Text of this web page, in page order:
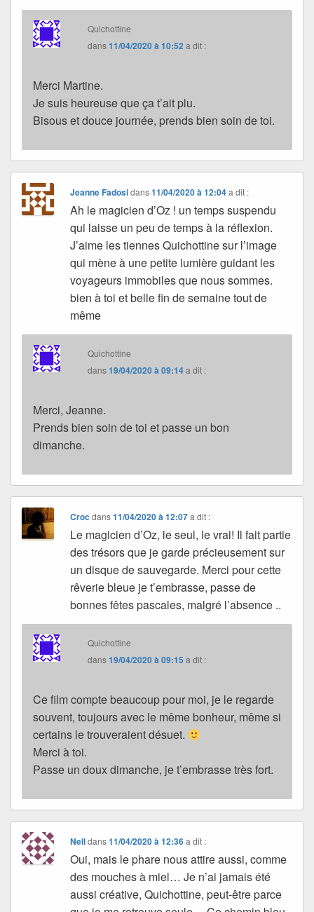
Quichottine
dans11/04/2020 à 10:52 a dit :
Merci Martine.
Je suis heureuse que ça t’ait plu.
Bisous et douce journée, prends bien soin de toi.
Jeanne Fadosidans11/04/2020 à 12:04 a dit :
Ah le magicien d’Oz ! un temps suspendu
qui laisse un peu de temps à la réflexion.
J’aime les tiennes Quichottine sur l’image
qui mène à une petite lumière guidant les
voyageurs immobiles que nous sommes.
bien à toi et belle fin de semaine tout de
même
Quichottine
dans19/04/2020 à 09:14a dit :
Merci, Jeanne.
Prends bien soin de toi et passe un bon
dimanche.
Croc dans11/04/2020 à 12:07 a dit :
Le magicien d’Oz, le seul, le vrai! Il fait partie
des trésors que je garde précieusement sur
un disque de sauvegarde. Merci pour cette
rêverie bleue je t’embrasse, passe de
bonnes fêtes pascales, malgré l’absence ..
Quichottine
dans19/04/2020 à 09:15 a dit :
Ce film compte beaucoup pour moi, je le regarde
souvent, toujours avec le même bonheur, même si
certains le trouveraient désuet.
Merci à toi.
Passe un doux dimanche, je t’embrasse très fort.
Nelldans11/04/2020 à 12:36 a dit :
Oui, mais le phare nous attire aussi, comme
des mouches à miel… Je n’ai jamais été
aussi créative, Quichottine, peut-être parce